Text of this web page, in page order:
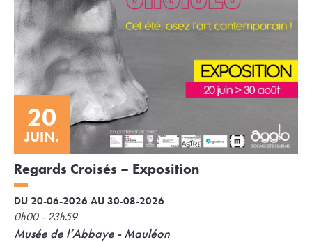
20
JUIN.
Regards Croisés – Exposition
DU 20-06-2026 AU 30-08-2026
0h00 - 23h59
Musée de l’Abbaye - Mauléon